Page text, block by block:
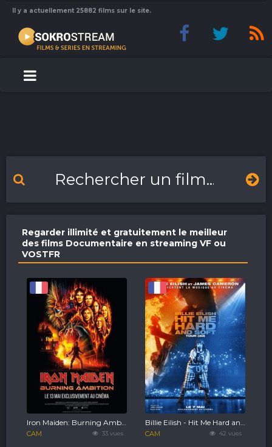
Il y a actuellement 25882 films sur le site.
Regarder illimité et gratuitement le meilleur
des films Documentaire en streaming VF ou
VOSTFR
33 vues
Iron Maiden: Burning Ambition
CAM 42 vues
Billie Eilish - Hit Me Hard and Soft : The Tour (3D)
CAM